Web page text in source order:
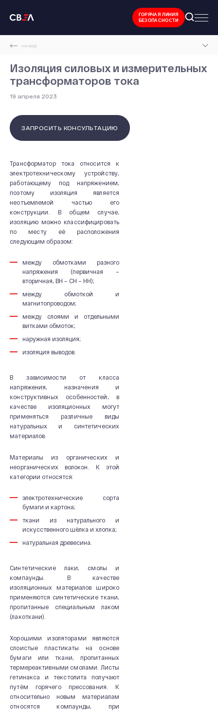
О КОМПАНИИ
Новости и мероприятия
История
Производство
Система качества
ГОРЯЧАЯ ЛИНИЯ
БЕЗОПАСНОСТИ
НАЗАД
ГЛАВНАЯ СТРАНИЦА
СТАТЬИ
ИЗОЛЯЦИЯ СИЛОВЫХ И ИЗМЕРИТЕЛЬНЫХ ТРАНСФОРМАТОРОВ ТОКА
Изоляция силовых и измерительных
трансформаторов тока
19 апреля 2023
ЗАПРОСИТЬ КОНСУЛЬТАЦИЮ
Трансформатор тока относится к
электротехническому устройству,
работающему под напряжением,
поэтому изоляция является
неотъемлемой частью его
конструкции. В общем случае,
изоляцию можно классифицировать
по месту её расположения
следующим образом:
между обмотками разного
напряжения (первичная –
вторичная, ВН – СН – НН);
между обмоткой и
магнитопроводом;
между слоями и отдельными
витками обмоток;
наружная изоляция;
изоляция выводов.
В зависимости от класса
напряжения, назначения и
конструктивных особенностей, в
качестве изоляционных могут
применяться различные виды
натуральных и синтетических
материалов.
Материалы из органических и
неорганических волокон. К этой
категории относятся:
электротехнические сорта
бумаги и картона;
ткани из натурального и
искусственного шёлка и хлопка;
натуральная древесина.
Синтетические лаки, смолы и
компаунды. В качестве
изоляционных материалов широко
применяются синтетические ткани,
пропитанные специальным лаком
(лакоткани).
Хорошими изоляторами являются
слоистые пластикаты на основе
бумаги или ткани, пропитанных
термереактивными смолами. Листы
гетинакса и текстолита получают
путём горячего прессования. К
относительно новым материалам
относятся компаунды, при